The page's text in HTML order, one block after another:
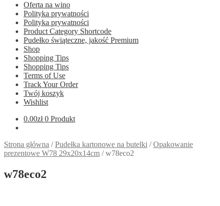
Oferta na wino
Polityka prywatności
Polityka prywatności
Product Category Shortcode
Pudełko świąteczne, jakość Premium
Shop
Shopping Tips
Shopping Tips
Terms of Use
Track Your Order
Twój koszyk
Wishlist
0.00zł 0 Produkt
Strona główna /Pudełka kartonowe na butelki /Opakowanie
prezentowe W78 29x20x14cm /w78eco2
w78eco2